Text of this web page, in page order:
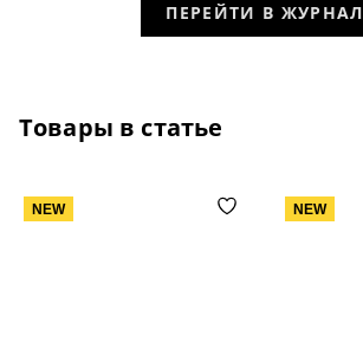
ПЕРЕЙТИ В ЖУРНАЛ
Товары в статье
NEW NEW